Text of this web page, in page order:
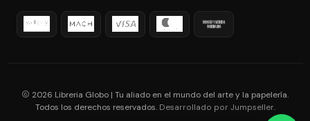
2026 Libreria Globo | Tu aliado en el mundo del arte y la papelería.
Todos los derechos reservados. Desarrollado por Jumpseller.